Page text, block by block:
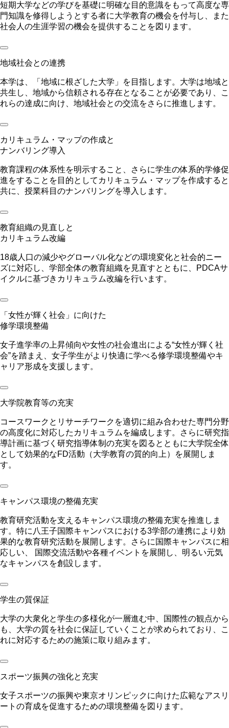
短期大学などの学びを基礎に明確な目的意識をもって高度な専
門知識を修得しようとする者に大学教育の機会を付与し、また
社会人の生涯学習の機会を提供することを図ります。
地域社会との連携
本学は、「地域に根ざした大学」を目指します。大学は地域と
共生し、地域から信頼される存在となることが必要であり、こ
れらの達成に向け、地域社会との交流をさらに推進します。
カリキュラム・マップの作成と
ナンバリング導入
教育課程の体系性を明示すること、さらに学生の体系的学修促
進をすることを目的としてカリキュラム・マップを作成すると
共に、授業科目のナンバリングを導入します。
教育組織の見直しと
カリキュラム改編
18歳人口の減少やグローバル化などの環境変化と社会的ニー
ズに対応し、学部全体の教育組織を見直すとともに、PDCAサ
イクルに基づきカリキュラム改編を行います。
「女性が輝く社会」に向けた
修学環境整備
女子進学率の上昇傾向や女性の社会進出による“女性が輝く社
会”を踏まえ、女子学生がより快適に学べる修学環境整備やキ
ャリア形成を支援します。
大学院教育等の充実
コースワークとリサーチワークを適切に組み合わせた専門分野
の高度化に対応したカリキュラムを編成します。さらに研究指
導計画に基づく研究指導体制の充実を図るとともに大学院全体
として効果的なFD活動（大学教育の質的向上）を展開しま
す。
キャンパス環境の整備充実
教育研究活動を支えるキャンパス環境の整備充実を推進しま
す。特に八王子国際キャンパスにおける3学部の連携により効
果的な教育研究活動を展開します。さらに国際キャンパスに相
応しい、 国際交流活動や各種イベントを展開し、明るい元気
なキャンパスを創設します。
学生の質保証
大学の大衆化と学生の多様化が一層進む中、国際性の観点から
も、大学の質を社会に保証していくことが求められており、こ
れに対応するための施策に取り組みます。
スポーツ振興の強化と充実
女子スポーツの振興や東京オリンピックに向けた広範なアスリ
ートの育成を促進するための環境整備を図ります。